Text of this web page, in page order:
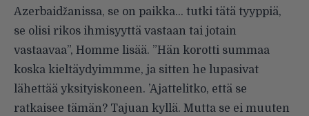
Azerbaidžanissa, se on paikka… tutki tätä tyyppiä,
se olisi rikos ihmisyyttä vastaan tai jotain
vastaavaa”, Homme lisää. ”Hän korotti summaa
koska kieltäydyimmme, ja sitten he lupasivat
lähettää yksityiskoneen. ’Ajattelitko, että se
ratkaisee tämän? Tajuan kyllä. Mutta se ei muuten